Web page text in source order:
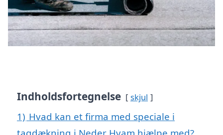
Indholdsfortegnelse skjul
1) Hvad kan et firma med speciale i